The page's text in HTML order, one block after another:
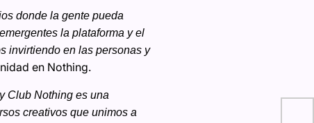
donde la gente pueda
la plataforma y el
invirtiendo en las personas y
en Nothing.
Club Nothing es una
creativos que unimos a